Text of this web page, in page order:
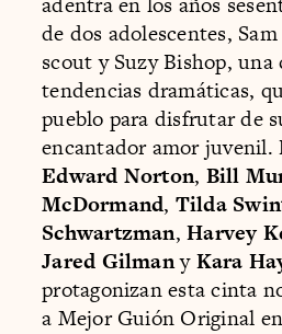
de dos adolescentes,
scout y Suzy Bishop, una
tendencias dramáticas,
pueblo para disfrutar de
encantador amor juvenil.
Edward Norton, Bill
McDormand, Tilda
Schwartzman,Harvey
Jared GilmanyKara
protagonizan esta cinta
a Mejor Guión Original en